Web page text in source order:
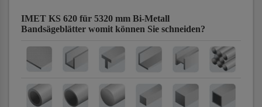
IMET KS 620 für 5320 mm Bi-Metall
Bandsägeblätter womit können Sie schneiden?